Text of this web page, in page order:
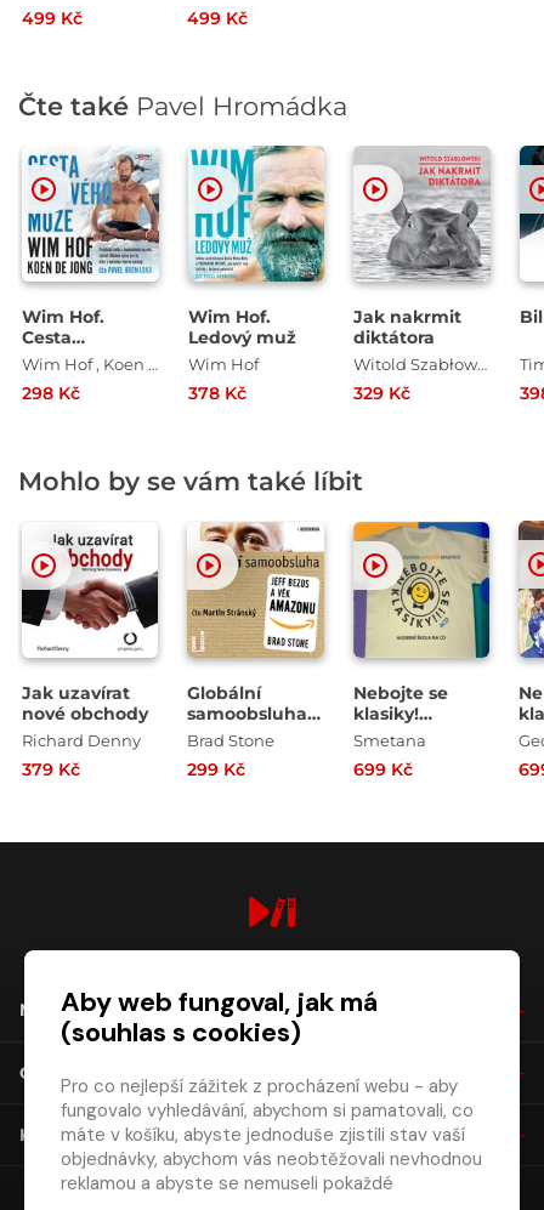
499 Kč 499 Kč
Čte také Pavel Hromádka
Wim Hof.
Cesta
Ledového
Wim Hof , Koen de Jong
298 Kč
Wim Hof.
Ledový muž
Wim Hof
378 Kč
Jak nakrmit
diktátora
Witold Szabłowski
329 Kč
Mohlo by se vám také líbit
Jak uzavírat
nové obchody
Richard Denny
379 Kč
Globální
samoobsluha -
Jeff Bezos a
Brad Stone
299 Kč
Nebojte se
klasiky!
Hudební škola
skladatelé
Smetana
699 Kč
NÁKUP
O SPOLEČNOSTI
KONTAKT
Aby web fungoval, jak má
(souhlas s cookies)
Pro co nejlepší zážitek z procházení webu - aby
fungovalo vyhledávání, abychom si pamatovali, co
máte v košíku, abyste jednoduše zjistili stav vaší
objednávky, abychom vás neobtěžovali nevhodnou
reklamou a abyste se nemuseli pokaždé